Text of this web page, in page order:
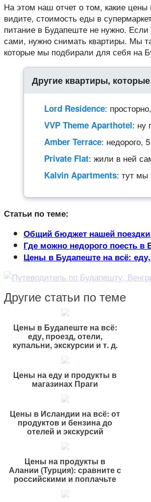
На этом наш отчет о том, какие
видите, стоимость еды в
питание в Будапеште не нужно. Если
сами, нужно снимать квартиры. Мы
которые мы подбирали для себя на
Другие квартиры,
Lord Residence:
VVP Theme Aparthotel: ну
Amber Terrace: недорого,
Private Flat: жили в ней
Kalvin Apartments: тут мы
Статьи по теме:
Общий бюджет нашей
Где можно недорого поесть
Цены в Будапеште на всё:
Другие статьи по теме
Цены в Будапеште на всё:
еду, проезд, отели,
купальни, экскурсии и т. д.
Цены на еду и продукты в
магазинах Праги
Цены в Исландии на всё: от
продуктов и бензина до
отелей и экскурсий
Цены на продукты в
Алании (Турция): сравните с
российскими и поплачьте